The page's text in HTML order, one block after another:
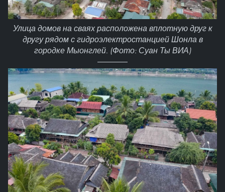
Улица домов на сваях расположена вплотную друг к
другу рядом с гидроэлектростанцией Шонла в
городке Мыонглей. (Фото: Суан Ты ВИА)